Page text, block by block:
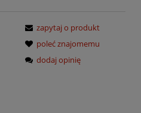
zapytaj o produkt
poleć znajomemu
dodaj opinię